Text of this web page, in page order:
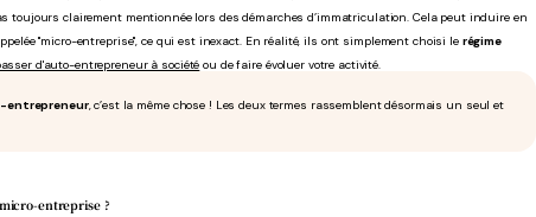
toujours clairement mentionnée lors des démarches d’immatriculation. Cela peut induire en
"micro-entreprise", ce qui est inexact. En réalité, ils ont simplement choisi le régime
d'auto-entrepreneur à société ou de faire évoluer votre activité.
entrepreneur, c’est la même chose ! Les deux termes rassemblent désormais un seul et
entreprise ?